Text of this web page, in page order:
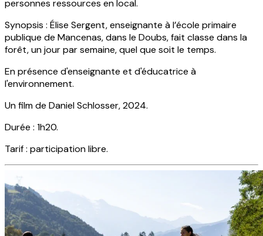
personnes ressources en local.
Synopsis : Élise Sergent, enseignante à l’école primaire
publique de Mancenas, dans le Doubs, fait classe dans la
forêt, un jour par semaine, quel que soit le temps.
En présence d'enseignante et d'éducatrice à
l'environnement.
Un film de Daniel Schlosser, 2024.
Durée : 1h20.
Tarif : participation libre.